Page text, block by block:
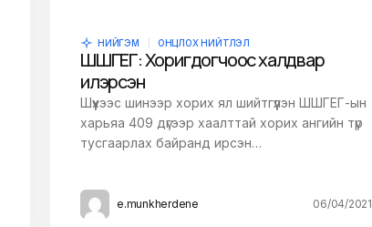
НИЙГЭМ ОНЦЛОХ НИЙТЛЭЛ
ШШГЕГ: Хоригдогчоос халдвар
илэрсэн
Шүүхээс шинээр хорих ял шийтгүүлэн ШШГЕГ-ын
харьяа 409 дүгээр хаалттай хорих ангийн түр
тусгаарлах байранд ирсэн…
e.munkherdene 06/04/2021